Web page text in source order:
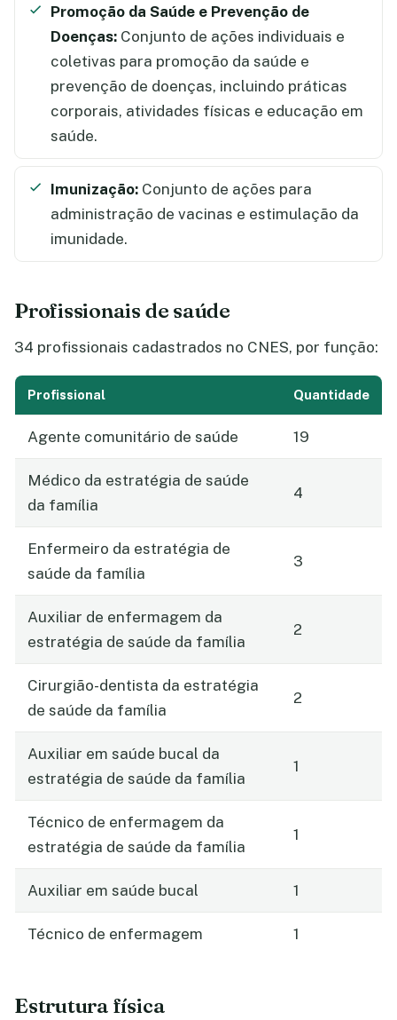
Promoção da Saúde e Prevenção de
Doenças: Conjunto de ações individuais e
coletivas para promoção da saúde e
prevenção de doenças, incluindo práticas
corporais, atividades físicas e educação em
saúde.
Imunização: Conjunto de ações para
administração de vacinas e estimulação da
imunidade.
Profissionais de saúde
34 profissionais cadastrados no CNES, por função:
Profissional Quantidade
Agente comunitário de saúde 19
Médico da estratégia de saúde
da família
4
Enfermeiro da estratégia de
saúde da família
3
Auxiliar de enfermagem da
estratégia de saúde da família
2
Cirurgião-dentista da estratégia
de saúde da família
2
Auxiliar em saúde bucal da
estratégia de saúde da família
1
Técnico de enfermagem da
estratégia de saúde da família
1
Auxiliar em saúde bucal 1
Técnico de enfermagem 1
Estrutura física